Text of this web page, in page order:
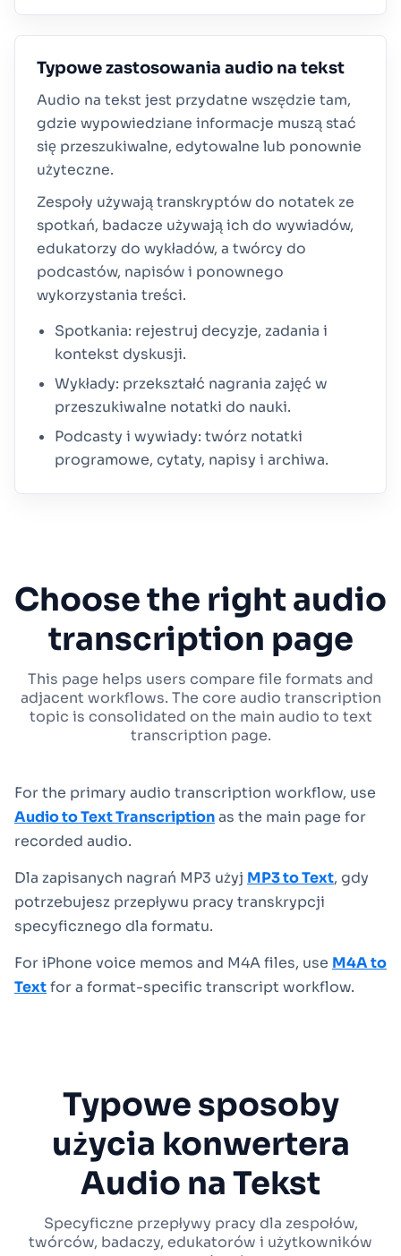
Typowe zastosowania audio na tekst
Audio na tekst jest przydatne wszędzie tam,
gdzie wypowiedziane informacje muszą stać
się przeszukiwalne, edytowalne lub ponownie
użyteczne.
Zespoły używają transkryptów do notatek ze
spotkań, badacze używają ich do wywiadów,
edukatorzy do wykładów, a twórcy do
podcastów, napisów i ponownego
wykorzystania treści.
Spotkania: rejestruj decyzje, zadania i
kontekst dyskusji.
Wykłady: przekształć nagrania zajęć w
przeszukiwalne notatki do nauki.
Podcasty i wywiady: twórz notatki
programowe, cytaty, napisy i archiwa.
Choose the right audio
transcription page
This page helps users compare file formats and
adjacent workflows. The core audio transcription
topic is consolidated on the main audio to text
transcription page.
For the primary audio transcription workflow, use
Audio to Text Transcriptionas the main page for
recorded audio.
Dla zapisanych nagrań MP3 użyj MP3 to Text, gdy
potrzebujesz przepływu pracy transkrypcji
specyficznego dla formatu.
For iPhone voice memos and M4A files, use M4A to
Textfor a format-specific transcript workflow.
Typowe sposoby
użycia konwertera
Audio na Tekst
Specyficzne przepływy pracy dla zespołów,
twórców, badaczy, edukatorów i użytkowników